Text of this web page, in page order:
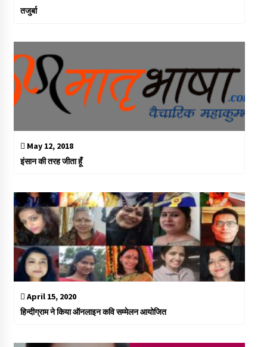
तजुर्बा
May 12, 2018
इंसान की तरह जीता हूँ
April 15, 2020
हिन्दीग्राम ने किया ऑनलाइन कवि सम्मेलन आयोजित